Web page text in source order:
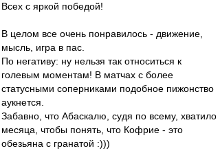
Всех с яркой победой!
В целом все очень понравилось - движение,
мысль, игра в пас.
По негативу: ну нельзя так относиться к
голевым моментам! В матчах с более
статусными соперниками подобное пижонство
аукнется.
Забавно, что Абаскалю, судя по всему, хватило
месяца, чтобы понять, что Кофрие - это
обезьяна с гранатой :)))